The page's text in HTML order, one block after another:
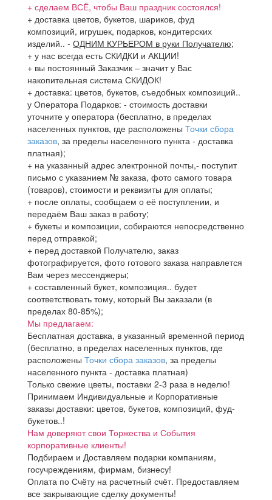
+ сделаем ВСЁ, чтобы Ваш праздник состоялся!
+ доставка цветов, букетов, шариков, фуд
композиций, игрушек, подарков, кондитерских
изделий.. - ОДНИМ КУРЬЕРОМ в руки Получателю;
+ у нас всегда есть СКИДКИ и АКЦИИ!
+ вы постоянный Заказчик – значит у Вас
накопительная система СКИДОК!
+ доставка: цветов, букетов, съедобных композиций..
у Оператора Подарков: - стоимость доставки
уточните у оператора (бесплатно, в пределах
населенных пунктов, где расположены Точки сбора
заказов, за пределы населенного пункта - доставка
платная);
+ на указанный адрес электронной почты,- поступит
письмо с указанием № заказа, фото самого товара
(товаров), стоимости и реквизиты для оплаты;
+ после оплаты, сообщаем о её поступлении, и
передаём Ваш заказ в работу;
+ букеты и композиции, собираются непосредственно
перед отправкой;
+ перед доставкой Получателю, заказ
фотографируется, фото готового заказа направлется
Вам через мессенджеры;
+ составленный букет, композиция.. будет
соответствовать тому, который Вы заказали (в
пределах 80-85%);
Мы предлагаем:
Бесплатная доставка, в указанный временной период
(бесплатно, в пределах населенных пунктов, где
расположены Точки сбора заказов, за пределы
населенного пункта - доставка платная)
Только свежие цветы, поставки 2-3 раза в неделю!
Принимаем Индивидуальные и Корпоративные
заказы доставки: цветов, букетов, композиций, фуд-
букетов..!
Нам доверяют свои Торжества и События
корпоративные клиенты!
Подбираем и Доставляем подарки компаниям,
госучреждениям, фирмам, бизнесу!
Оплата по Счёту на расчетный счёт. Предоставляем
все закрывающие сделку документы!